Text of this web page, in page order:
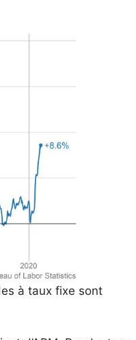
à taux fixe sont